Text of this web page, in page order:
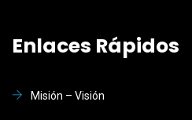
Enlaces Rápidos
Misión – Visión